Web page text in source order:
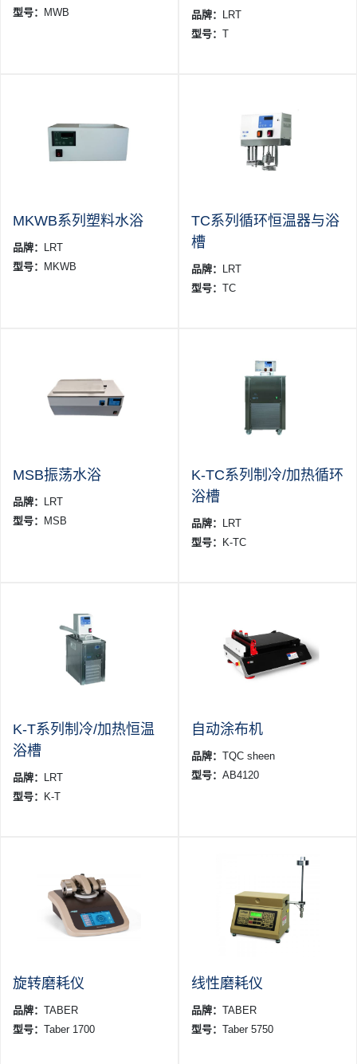
型号：
MWB 品牌：
LRT
型号： T
MKWB系列塑料水浴
品牌：
LRT
型号：
MKWB
TC系列循环恒温器与浴
槽
品牌：
LRT
型号： TC
MSB振荡水浴
品牌：
LRT
型号：
MSB
K-TC系列制冷/加热循环
浴槽
品牌：
LRT
型号：
K-TC
K-T系列制冷/加热恒温
浴槽
品牌：
LRT
型号：
K-T
自动涂布机
品牌： TQC sheen
型号： AB4120
旋转磨耗仪
品牌： TABER
型号： Taber 1700
线性磨耗仪
品牌： TABER
型号： Taber 5750